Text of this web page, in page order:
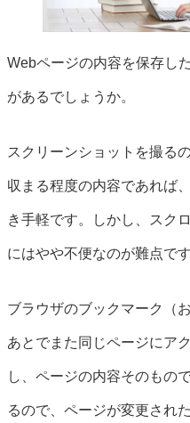
Webページの内容を保存し
があるでしょうか。
スクリーンショットを撮る
収まる程度の内容であれば
き手軽です。しかし、スク
にはやや不便なのが難点です
ブラウザのブックマーク（
あとでまた同じページにア
し、ページの内容そのもの
るので、ページが変更され